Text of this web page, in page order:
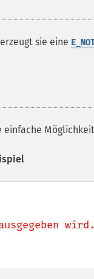
sie eine
einfache